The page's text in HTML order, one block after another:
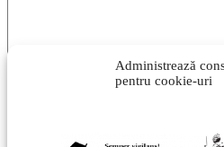
Administrează
pentru cookie-uri
Vă rugăm să introduceți comentariul